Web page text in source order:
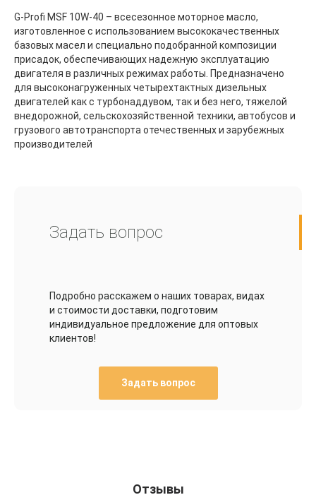
G-Profi MSF 10W-40 – всесезонное моторное масло,
изготовленное с использованием высококачественных
базовых масел и специально подобранной композиции
присадок, обеспечивающих надежную эксплуатацию
двигателя в различных режимах работы. Предназначено
для высоконагруженных четырехтактных дизельных
двигателей как с турбонаддувом, так и без него, тяжелой
внедорожной, сельскохозяйственной техники, автобусов и
грузового автотранспорта отечественных и зарубежных
производителей
Задать вопрос
Подробно расскажем о наших товарах, видах
и стоимости доставки, подготовим
индивидуальное предложение для оптовых
клиентов!
Задать вопрос
Отзывы